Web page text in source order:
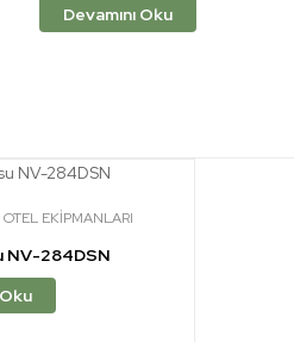
Devamını Oku
OTEL EKİPMANLARI
NV-284DSN